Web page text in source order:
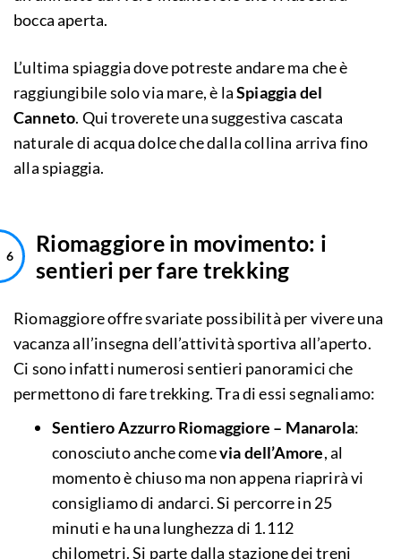
bocca aperta.
L’ultima spiaggia dove potreste andare ma che è
raggiungibile solo via mare, è laSpiaggia del
Canneto. Qui troverete una suggestiva cascata
naturale di acqua dolce che dalla collina arriva fino
alla spiaggia.
Riomaggiore in movimento: i
sentieri per fare trekking
Riomaggiore offre svariate possibilità per vivere una
vacanza all’insegna dell’attività sportiva all’aperto.
Ci sono infatti numerosi sentieri panoramici che
permettono di fare trekking. Tra di essi segnaliamo:
Sentiero Azzurro Riomaggiore – Manarola:
conosciuto anche comevia dell’Amore, al
momento è chiuso ma non appena riaprirà vi
consigliamo di andarci. Si percorre in 25
minuti e ha una lunghezza di 1.112
chilometri. Si parte dalla stazione dei treni